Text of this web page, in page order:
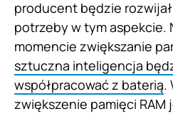
producent będzie
potrzeby w tym aspekcie.
momencie zwiększanie
sztuczna inteligencja
współpracować z baterią.
zwiększenie pamięci